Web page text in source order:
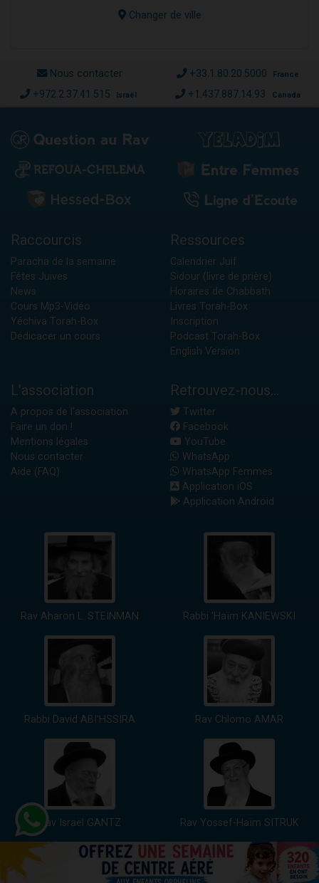
Changer de ville
Nous contacter +33.1.80.20.5000 France
+972.2.37.41.515 Israël +1.437.887.14.93 Canada
Raccourcis
Paracha de la semaine
Fêtes Juives
News
Cours Mp3-Vidéo
Yéchiva Torah-Box
Dédicacer un cours
Ressources
Calendrier Juif
Sidour (livre de prière)
Horaires de Chabbath
Livres Torah-Box
Inscription
Podcast Torah-Box
English Version
L'association
A propos de l'association
Faire un don !
Mentions légales
Nous contacter
Aide (FAQ)
Retrouvez-nous...
Twitter
Facebook
YouTube
WhatsApp
WhatsApp Femmes
Application iOS
Application Android
Rav Aharon L. STEINMAN Rabbi 'Haïm KANIEWSKI
Rabbi David ABI'HSSIRA Rav Chlomo AMAR
Rav Israël GANTZ Rav Yossef-Haïm SITRUK